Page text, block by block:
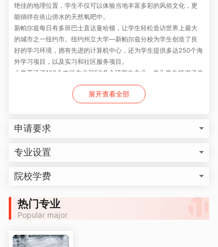
绝佳的地理位置，学生不仅可以体验当地丰富多彩的风俗文化，更
能徜徉在依山傍水的天然氧吧中。
新帕尔兹每日有多班巴士直达曼哈顿，让学生轻松造访世界上最大
的城市之一纽约市。纽约州立大学—新帕尔兹分校为学生创造了良
好的学习环境，拥有先进的计算机中心，还为学生提供多达250个海
外学习项目，以及实习和社区服务项目。
大学开设了100个本科专业和50多个研究生专业，并为学生提供了丰
富的课外活动和各种服务项目，现有6000名本科生和1600名研究
展开查看全部
申请要求
专业设置
院校学费
热门专业
Popular major